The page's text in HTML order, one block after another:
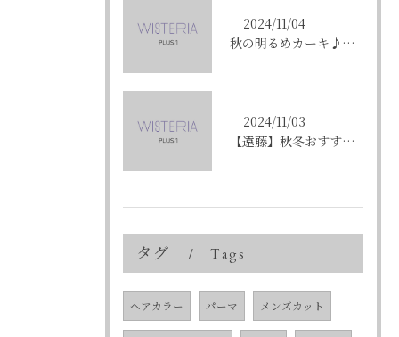
2024/11/04
秋の明るめカーキ♪〈ikumi〉
2024/11/03
【遠藤】秋冬おすすめの艶カラー「ショコラブラウン」
タグ Tags
ヘアカラー パーマ メンズカット